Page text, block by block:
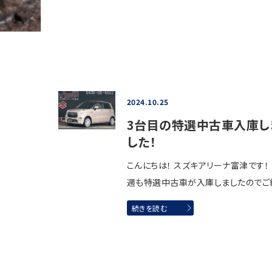
2024.10.25
3台目の特選中古車入庫し
した！
こんにちは！ スズキアリーナ富津です
週も特選中古車が入庫しましたのでご
続きを読む